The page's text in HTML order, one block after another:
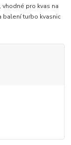
pro kvas na
balení turbo kvasnic